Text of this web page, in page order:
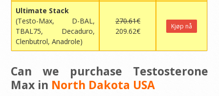
Ultimate Stack
(Testo-Max, D-BAL,
TBAL75, Decaduro,
Clenbutrol, Anadrole)
270.61€
209.62€
Kjøp nå
Can we purchase Testosterone
Max in North Dakota USA